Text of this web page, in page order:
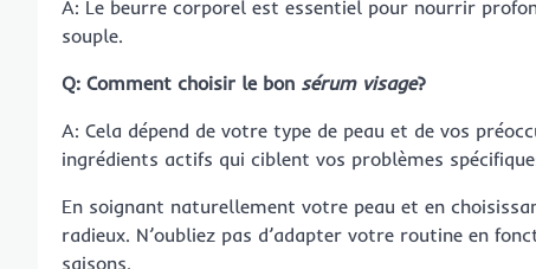
A: Le beurre corporel est essentiel pour nourrir
souple.
Q: Comment choisir le bon sérum visage?
A: Cela dépend de votre type de peau et de vos
ingrédients actifs qui ciblent vos problèmes
En soignant naturellement votre peau et en
radieux. N’oubliez pas d’adapter votre routine en
saisons.